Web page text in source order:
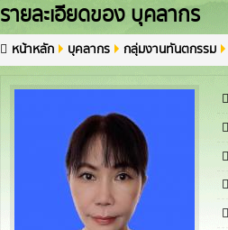
รายละเอียดของ บุคลากร
หน้าหลัก บุคลากร กลุ่มงานทันตกรรม